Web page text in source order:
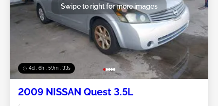
4d : 6h : 59m : 31s
Swipe to right for more images
2009 NISSAN Quest 3.5L